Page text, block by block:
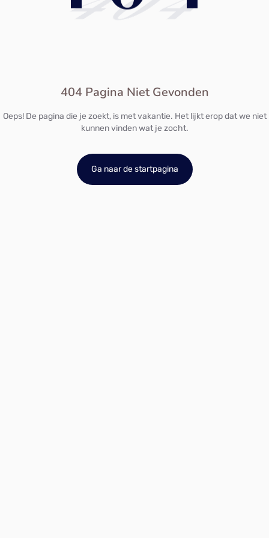
404 Pagina Niet Gevonden
Oeps! De pagina die je zoekt, is met vakantie. Het lijkt erop dat we niet
kunnen vinden wat je zocht.
Ga naar de startpagina